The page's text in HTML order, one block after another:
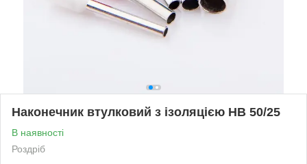
Наконечник втулковий з ізоляцією HB 50/25
В наявності
Роздріб